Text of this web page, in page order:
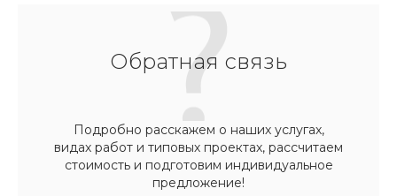
Обратная связь
Подробно расскажем о наших услугах,
видах работ и типовых проектах, рассчитаем
стоимость и подготовим индивидуальное
предложение!